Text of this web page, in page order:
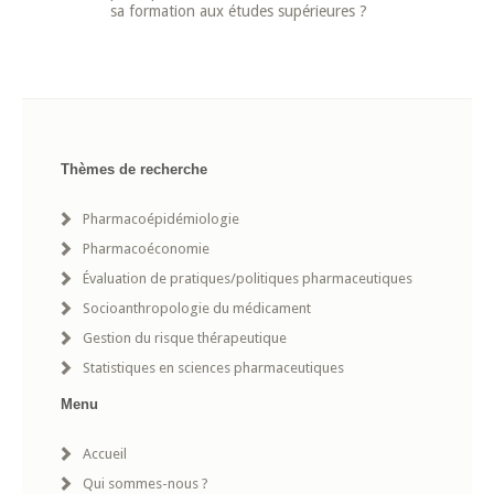
sa formation aux études supérieures ?
Thèmes de recherche
Pharmacoépidémiologie
Pharmacoéconomie
Évaluation de pratiques/politiques pharmaceutiques
Socioanthropologie du médicament
Gestion du risque thérapeutique
Statistiques en sciences pharmaceutiques
Menu
Accueil
Qui sommes-nous ?